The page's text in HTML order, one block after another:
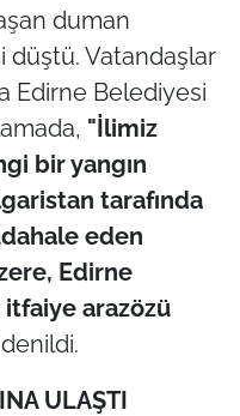
duman
Vatandaşlar
Edirne Belediyesi
"İlimiz
bir yangın
tarafında
eden
Edirne
arazözü
ULAŞTI